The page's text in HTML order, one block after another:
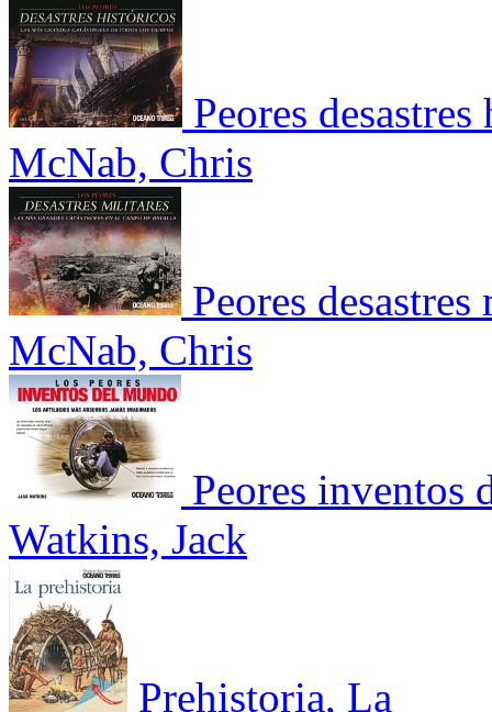
Peores
McNab, Chris
Peores
McNab, Chris
Peores inventos
Watkins, Jack
Prehistoria, La